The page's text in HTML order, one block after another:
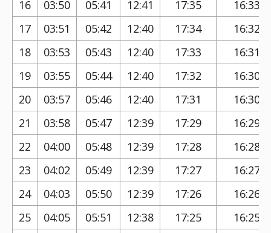
16
03:50 05:41 12:41 17:35
16:33
17
03:51 05:42 12:40 17:34
16:32
18
03:53 05:43 12:40 17:33
16:31
19
03:55 05:44 12:40 17:32
16:30
20
03:57 05:46 12:40 17:31
16:30
21
03:58 05:47 12:39 17:29
16:29
22
04:00 05:48 12:39 17:28
16:28
23
04:02 05:49 12:39 17:27
16:27
24
04:03 05:50 12:39 17:26
16:26
25
04:05 05:51 12:38 17:25
16:25